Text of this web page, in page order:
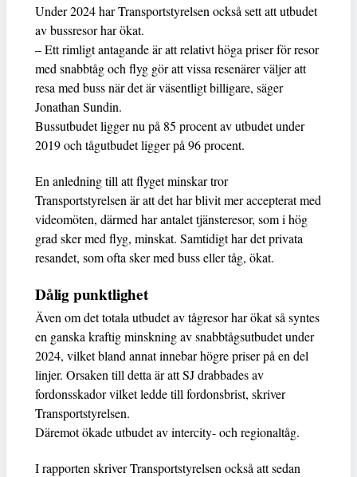
Under 2024 har Transportstyrelsen också sett att utbudet
av bussresor har ökat.
– Ett rimligt antagande är att relativt höga priser för resor
med snabbtåg och flyg gör att vissa resenärer väljer att
resa med buss när det är väsentligt billigare, säger
Jonathan Sundin.
Bussutbudet ligger nu på 85 procent av utbudet under
2019 och tågutbudet ligger på 96 procent.
En anledning till att flyget minskar tror
Transportstyrelsen är att det har blivit mer accepterat med
videomöten, därmed har antalet tjänsteresor, som i hög
grad sker med flyg, minskat. Samtidigt har det privata
resandet, som ofta sker med buss eller tåg, ökat.
Dålig punktlighet
Även om det totala utbudet av tågresor har ökat så syntes
en ganska kraftig minskning av snabbtågsutbudet under
2024, vilket bland annat innebar högre priser på en del
linjer. Orsaken till detta är att SJ drabbades av
fordonsskador vilket ledde till fordonsbrist, skriver
Transportstyrelsen.
Däremot ökade utbudet av intercity- och regionaltåg.
I rapporten skriver Transportstyrelsen också att sedan